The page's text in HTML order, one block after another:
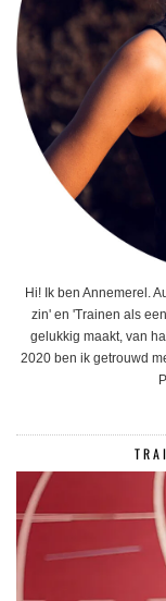
Hi! Ik ben Annemerel.
zin' en 'Trainen als
gelukkig maakt, van
2020 ben ik getrouwd